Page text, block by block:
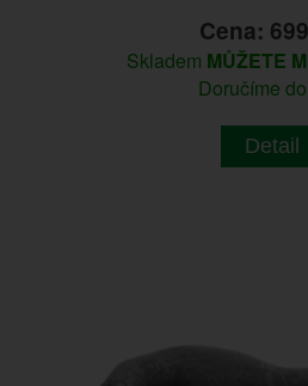
Cena:
Skladem MŮŽETE
Doručíme
Detail